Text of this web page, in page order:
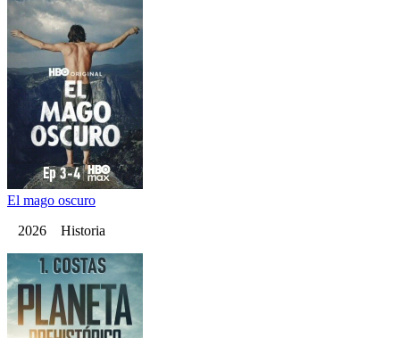
El mago oscuro
2026 Historia